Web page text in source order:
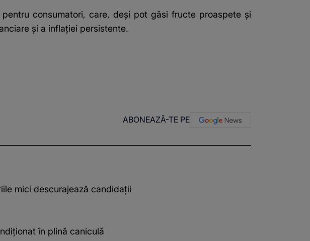
consumatori, care, deși pot găsi fructe proaspete și
și a inflației persistente.
ABONEAZĂ-TE PE
mici descurajează candidații
în plină caniculă